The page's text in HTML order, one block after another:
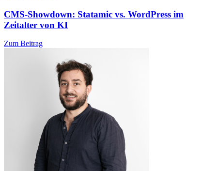
CMS-Showdown: Statamic vs. WordPress im
Zeitalter von KI
Zum Beitrag